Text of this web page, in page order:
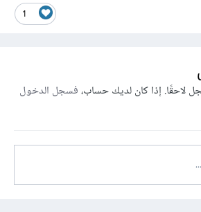
1
لاحقًا. إذا كان لديك حساب،فسجل الدخول